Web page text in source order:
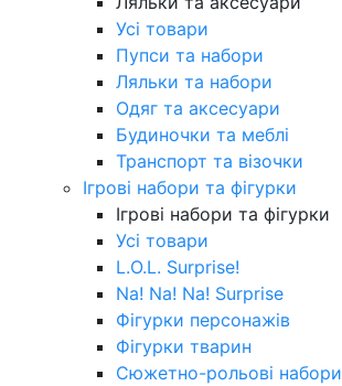
Усі товари
Пупси та набори
Ляльки та набори
Одяг та аксесуари
Будиночки та меблі
Транспорт та візочки
Ігрові набори та фігурки
Ігрові набори та фігурки
Усі товари
L.O.L. Surprise!
Na! Na! Na! Surprise
Фігурки персонажів
Фігурки тварин
Сюжетно-рольові набори